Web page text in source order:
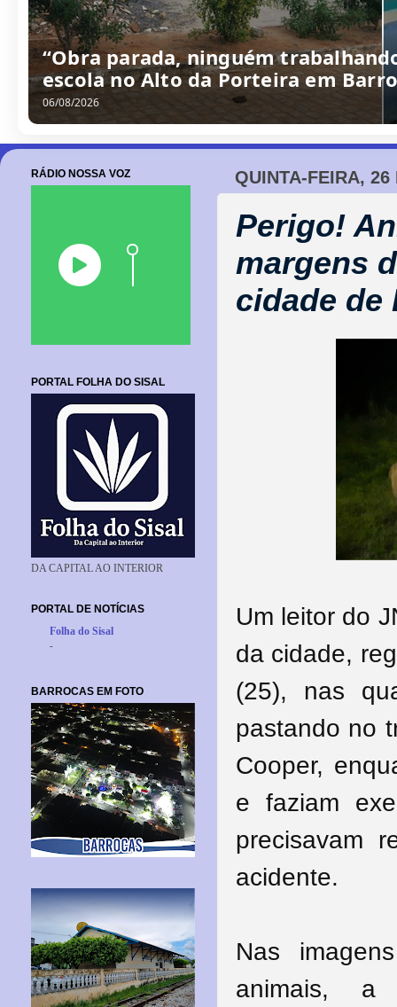
“Obra parada, ninguém
escola no Alto da Porteira em
06/08/2026
QUINTA-FEIRA, 26
Perigo!
margens
cidade de
Um leitor do
da cidade,
(25), nas
pastando no
Cooper,
e faziam
precisavam
acidente.
Nas
animais, a
RÁDIO NOSSA VOZ
PORTAL FOLHA DO SISAL
DA CAPITAL AO INTERIOR
PORTAL DE NOTÍCIAS
Folha do Sisal
-
BARROCAS EM FOTO